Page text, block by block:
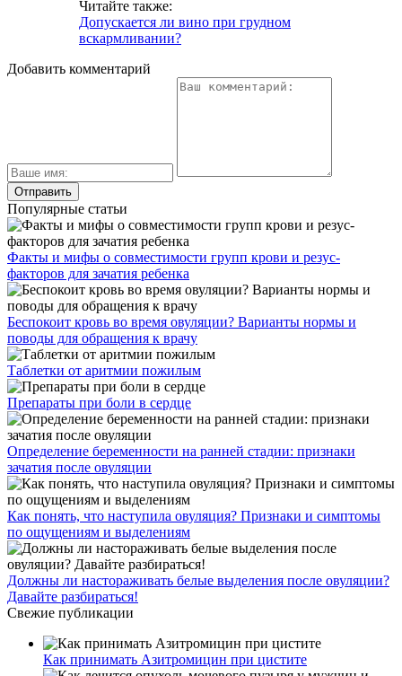
Читайте также:
Допускается ли вино при грудном
вскармливании?
Добавить комментарий
Популярные статьи
Факты и мифы о совместимости групп крови и резус-
факторов для зачатия ребенка
Беспокоит кровь во время овуляции? Варианты нормы и
поводы для обращения к врачу
Таблетки от аритмии пожилым
Препараты при боли в сердце
Определение беременности на ранней стадии: признаки
зачатия после овуляции
Как понять, что наступила овуляция? Признаки и симптомы
по ощущениям и выделениям
Должны ли настораживать белые выделения после овуляции?
Давайте разбираться!
Свежие публикации
Как принимать Азитромицин при цистите